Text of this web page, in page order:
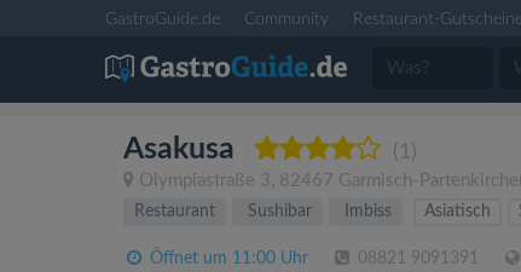
GastroGuide.de Community Restaurant-Gutscheine
Asakusa (1)
Olympiastraße 3, 82467 Garmisch-
Restaurant
Sushibar Imbiss Asiatisch
Öffnet um 11:00 Uhr 08821 9091391